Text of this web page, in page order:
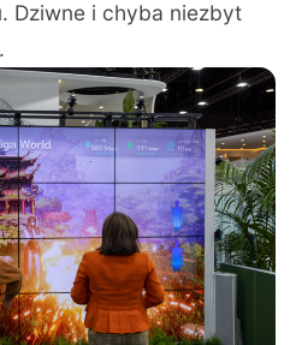
Dziwne i chyba niezbyt